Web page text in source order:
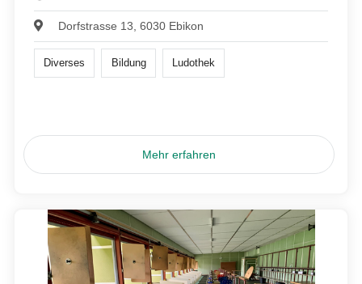
Dorfstrasse 13, 6030 Ebikon
Diverses Bildung Ludothek
Mehr erfahren